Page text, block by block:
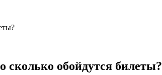
обойдутся билеты?